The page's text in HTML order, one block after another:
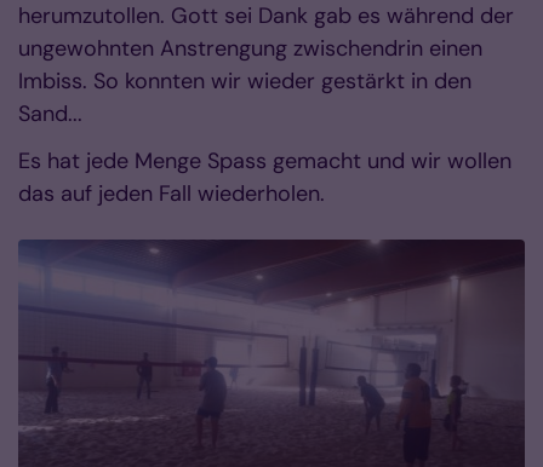
herumzutollen. Gott sei Dank gab es während der
ungewohnten Anstrengung zwischendrin einen
Imbiss. So konnten wir wieder gestärkt in den
Sand...
Es hat jede Menge Spass gemacht und wir wollen
das auf jeden Fall wiederholen.